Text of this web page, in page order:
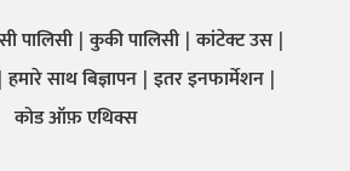
पालिसी कुकी पालिसी कांटेक्ट उस
हमारे साथ बिज्ञापन इतर इनफार्मेशन
कोड ऑफ़ एथिक्स